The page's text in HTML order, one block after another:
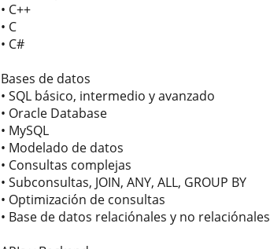
• C++
• ⁠C
• C#
Bases de datos
• SQL básico, intermedio y avanzado
• Oracle Database
• MySQL
• Modelado de datos
• Consultas complejas
• Subconsultas, JOIN, ANY, ALL, GROUP BY
• Optimización de consultas
• ⁠Base de datos relaciónales y no relaciónales